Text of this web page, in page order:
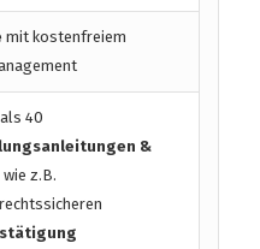
mit kostenfreiem
40
&
wie z.B.